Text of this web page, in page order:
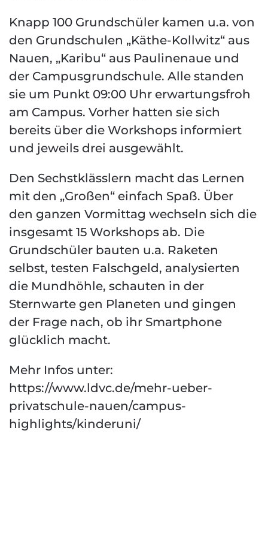
Knapp 100 Grundschüler kamen u.a. von
den Grundschulen „Käthe-Kollwitz“ aus
Nauen, „Karibu“ aus Paulinenaue und
der Campusgrundschule. Alle standen
sie um Punkt 09:00 Uhr erwartungsfroh
am Campus. Vorher hatten sie sich
bereits über die Workshops informiert
und jeweils drei ausgewählt.
Den Sechstklässlern macht das Lernen
mit den „Großen“ einfach Spaß. Über
den ganzen Vormittag wechseln sich die
insgesamt 15 Workshops ab. Die
Grundschüler bauten u.a. Raketen
selbst, testen Falschgeld, analysierten
die Mundhöhle, schauten in der
Sternwarte gen Planeten und gingen
der Frage nach, ob ihr Smartphone
glücklich macht.
Mehr Infos unter:
https://www.ldvc.de/mehr-ueber-
privatschule-nauen/campus-
highlights/kinderuni/